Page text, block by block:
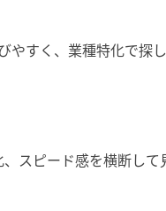
やすく、業種特化で探
スピード感を横断して